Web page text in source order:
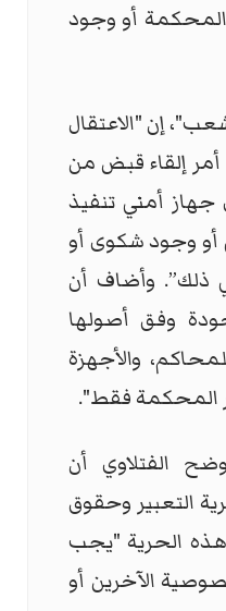
أو وجود
إن "الاعتقال
إلقاء قبض من
أمني تنفيذ
أو وجود شكوى أو
ذلك”. وأضاف أن
وفق أصولها
والأجهزة
المحكمة فقط".
الفتلاوي أن
التعبير وحقوق
هذه الحرية "يجب
الآخرين أو